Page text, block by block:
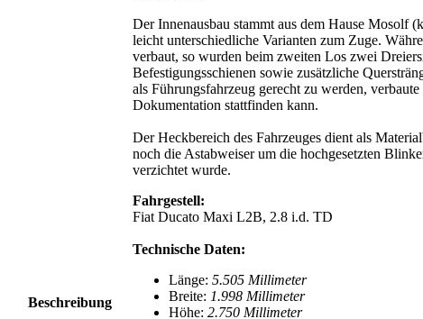
Beschreibung
Der Innenausbau stammt aus dem Hause
leicht unterschiedliche Varianten zum Zuge.
verbaut, so wurden beim zweiten Los zwei
Befestigungsschienen sowie zusätzliche
als Führungsfahrzeug gerecht zu werden,
Dokumentation stattfinden kann.
Der Heckbereich des Fahrzeuges dient als
noch die Astabweiser um die hochgesetzten
verzichtet wurde.
Fahrgestell:
Fiat Ducato Maxi L2B, 2.8 i.d. TD
Technische Daten:
Länge: 5.505 Millimeter
Breite: 1.998 Millimeter
Höhe: 2.750 Millimeter